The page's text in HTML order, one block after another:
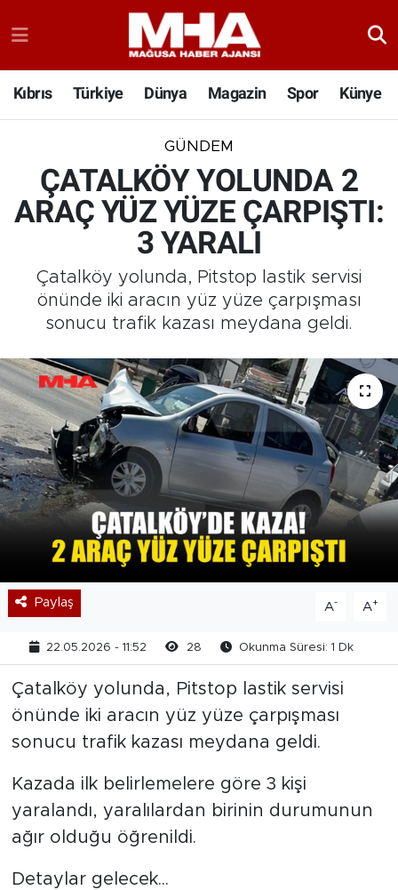
Kıbrıs Türkiye Dünya Magazin Spor Künye
GÜNDEM
ÇATALKÖY YOLUNDA 2
ARAÇ YÜZ YÜZE ÇARPIŞTI:
3 YARALI
Çatalköy yolunda, Pitstop lastik servisi
önünde iki aracın yüz yüze çarpışması
sonucu trafik kazası meydana geldi.
Paylaş A- A+
22.05.2026 - 11:52 28 Okunma Süresi: 1 Dk
Çatalköy yolunda, Pitstop lastik servisi
önünde iki aracın yüz yüze çarpışması
sonucu trafik kazası meydana geldi.
Kazada ilk belirlemelere göre 3 kişi
yaralandı, yaralılardan birinin durumunun
ağır olduğu öğrenildi.
Detaylar gelecek...